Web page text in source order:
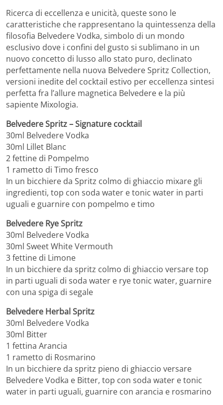
Ricerca di eccellenza e unicità, queste sono le
caratteristiche che rappresentano la quintessenza della
filosofia Belvedere Vodka, simbolo di un mondo
esclusivo dove i confini del gusto si sublimano in un
nuovo concetto di lusso allo stato puro, declinato
perfettamente nella nuova Belvedere Spritz Collection,
versioni inedite del cocktail estivo per eccellenza sintesi
perfetta fra l’allure magnetica Belvedere e la più
sapiente Mixologia.
Belvedere Spritz – Signature cocktail
30ml Belvedere Vodka
30ml Lillet Blanc
2 fettine di Pompelmo
1 rametto di Timo fresco
In un bicchiere da Spritz colmo di ghiaccio mixare gli
ingredienti, top con soda water e tonic water in parti
uguali e guarnire con pompelmo e timo
Belvedere Rye Spritz
30ml Belvedere Vodka
30ml Sweet White Vermouth
3 fettine di Limone
In un bicchiere da spritz colmo di ghiaccio versare top
in parti uguali di soda water e rye tonic water, guarnire
con una spiga di segale
Belvedere Herbal Spritz
30ml Belvedere Vodka
30ml Bitter
1 fettina Arancia
1 rametto di Rosmarino
In un bicchiere da spritz pieno di ghiaccio versare
Belvedere Vodka e Bitter, top con soda water e tonic
water in parti uguali, guarnire con arancia e rosmarino